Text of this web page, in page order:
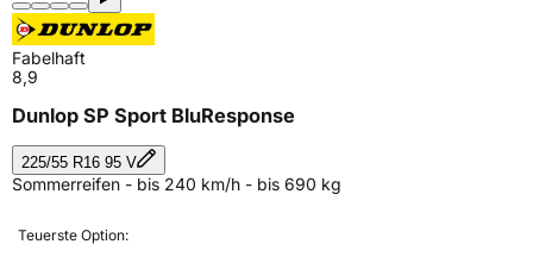
Fabelhaft
8,9
Dunlop SP Sport BluResponse
225/55 R16 95 V
Sommerreifen - bis 240 km/h - bis 690 kg
Teuerste Option: